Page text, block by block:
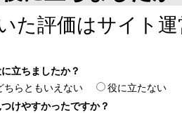
た評価はサイト
立ちましたか？
ちらともいえない
役に立たない
けやすかったですか？